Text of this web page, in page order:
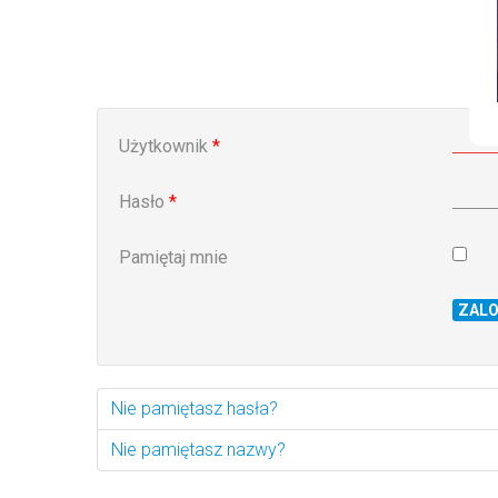
Użytkownik *
Hasło *
Pamiętaj mnie
Nie pamiętasz hasła?
Nie pamiętasz nazwy?